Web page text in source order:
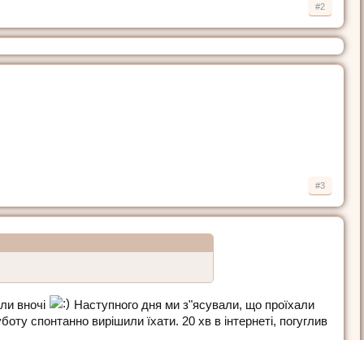
#2
#3
вночі
Наступного дня ми з"ясували, що проїхали
спонтанно вирішили їхати. 20 хв в інтернеті, погуглив